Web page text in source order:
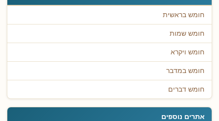
חומש בראשית
חומש שמות
חומש ויקרא
חומש במדבר
חומש דברים
אתרים נוספים